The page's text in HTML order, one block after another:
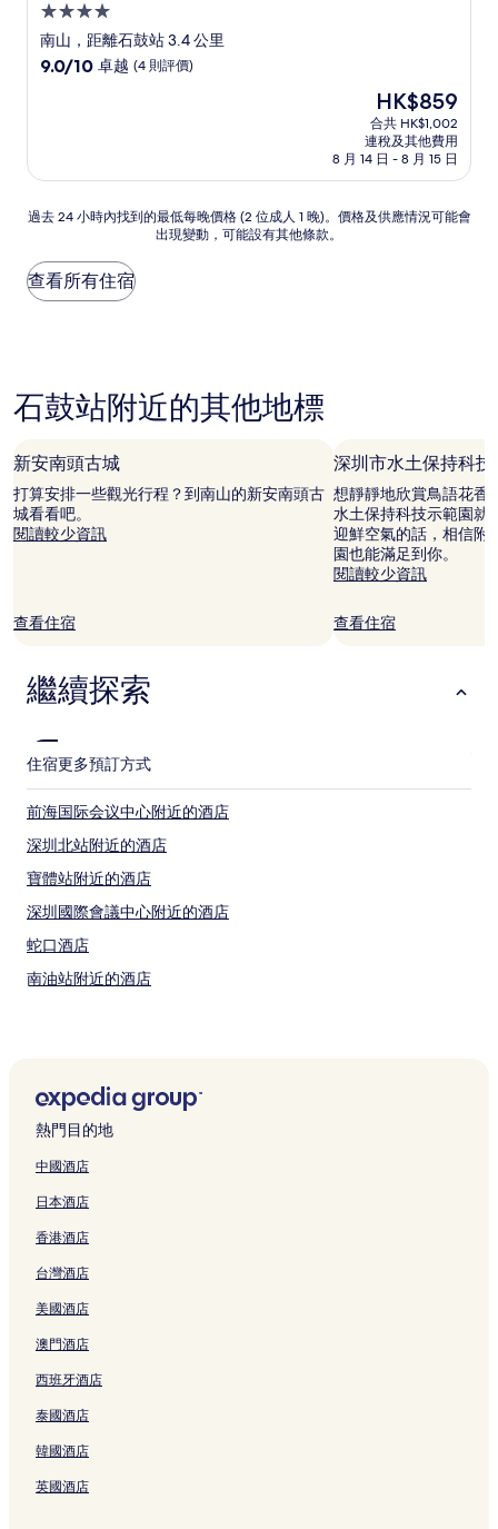
4.0
星
級
南山，距離石鼓站 3.4 公里
9.0
分)，
越，
則
評
價)
9.0/10 卓越 (4 則評價)
現
售
HK$859
HK$859
合共 HK$1,002
連稅及其他費用
8 月 14 日 - 8 月 15 日
過
24
小
時
最
低
晚
價
格
(2
位
晚)。
價
及
供
情
況
可
會
出
現
變
可
能
設
有
過去 24 小時內找到的最低每晚價格 (2 位成人 1 晚)。價格及供應情況可能會
出現變動，可能設有其他條款。
查看所有住宿
石鼓站附近的其他地標
新安南頭古城
打算安排一些觀光行程？到南山的新安南頭古
城看看吧。
閱讀較少資訊
查看住宿
深圳市水土保持科技
想靜靜地欣賞鳥語花香
水土保持科技示範園就
迎鮮空氣的話，相信附
園也能滿足到你。
閱讀較少資訊
查看住宿
繼續探索
住宿更多預訂方式
前海国际会议中心附近的酒店
深圳北站附近的酒店
寶體站附近的酒店
深圳國際會議中心附近的酒店
蛇口酒店
南油站附近的酒店
九祥嶺酒店
白芒站附近的酒店
僑城東站附近的酒店
龍崗万科廣場附近的酒店
前灣站附近的酒店
鯉魚門站附近的酒店
南山公園附近的酒店
南山書城站附近的酒店
洪浪北站附近的酒店
紅樹林海濱生態公園附近的酒店
華強北附近的酒店
上川站附近的酒店
熱門目的地
中國酒店
日本酒店
香港酒店
台灣酒店
美國酒店
澳門酒店
西班牙酒店
泰國酒店
韓國酒店
英國酒店